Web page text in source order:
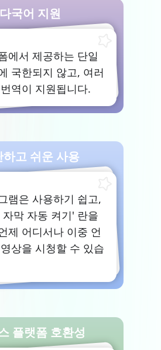
다국어 지원
에서 제공하는 단일
국한되지 않고, 여러
역이 지원됩니다.
하고 쉬운 사용
램은 사용하기 쉽고,
막 자동 켜기' 란을
제 어디서나 이중 언
상을 시청할 수 있습
플랫폼 호환성